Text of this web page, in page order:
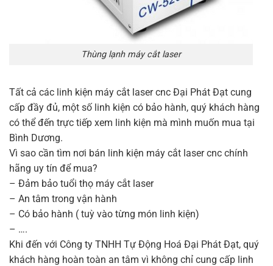
Thùng lạnh máy cắt laser
Tất cả các linh kiện máy cắt laser cnc Đại Phát Đạt cung
cấp đầy đủ, một số linh kiện có bảo hành, quý khách hàng
có thể đến trực tiếp xem linh kiện mà mình muốn mua tại
Bình Dương.
Vì sao cần tìm nơi bán linh kiện máy cắt laser cnc chính
hãng uy tín để mua?
– Đảm bảo tuổi thọ máy cắt laser
– An tâm trong vận hành
– Có bảo hành ( tuỳ vào từng món linh kiện)
– ….
Khi đến với Công ty TNHH Tự Động Hoá Đại Phát Đạt, quý
khách hàng hoàn toàn an tâm vì không chỉ cung cấp linh